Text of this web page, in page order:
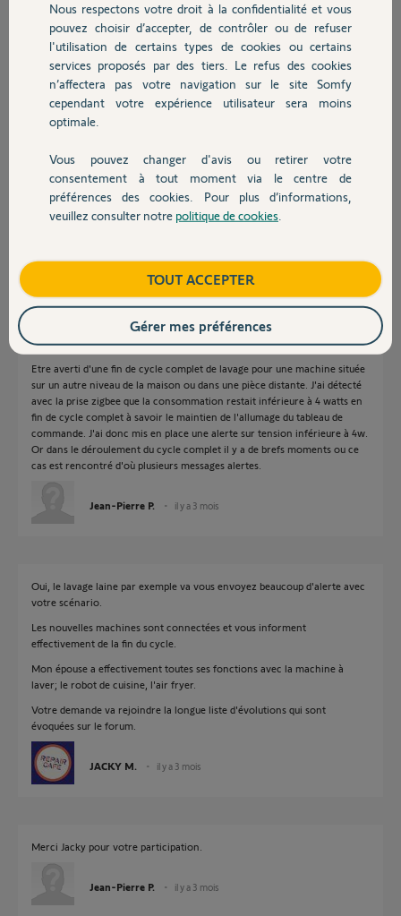
Chauffage
Autres produits
Devis avec un pro
Contact
Merci,
Jean-Pierre P.
il y a 3 mois
Participer au fil de discussion
Réponses
il y a 3 mois
Etre averti d'une fin de cycle complet de lavage pour une machine située
sur un autre niveau de la maison ou dans une pièce distante. J'ai détecté
avec la prise zigbee que la consommation restait inférieure à 4 watts en
fin de cycle complet à savoir le maintien de l'allumage du tableau de
commande. J'ai donc mis en place une alerte sur tension inférieure à 4w.
Or dans le déroulement du cycle complet il y a de brefs moments ou ce
cas est rencontré d'où plusieurs messages alertes.
Jean-Pierre P. il y a 3 mois
Oui, le lavage laine par exemple va vous envoyez beaucoup d'alerte avec
votre scénario.
Les nouvelles machines sont connectées et vous informent
effectivement de la fin du cycle.
Mon épouse a effectivement toutes ses fonctions avec la machine à
laver; le robot de cuisine, l'air fryer.
Votre demande va rejoindre la longue liste d'évolutions qui sont
évoquées sur le forum.
JACKY M. il y a 3 mois
Merci Jacky pour votre participation.
Jean-Pierre P. il y a 3 mois
Nous respectons votre droit à la confidentialité et vous
pouvez choisir d’accepter, de contrôler ou de refuser
l'utilisation de certains types de cookies ou certains
services proposés par des tiers. Le refus des cookies
n’affectera pas votre navigation sur le site Somfy
cependant votre expérience utilisateur sera moins
optimale.
Vous pouvez changer d'avis ou retirer votre
consentement à tout moment via le centre de
préférences des cookies. Pour plus d’informations,
veuillez consulter notre politique de cookies
TOUT ACCEPTER
Gérer mes préférences